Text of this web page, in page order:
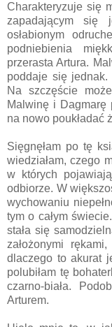
Charakteryzuje się
zapadającym się
osłabionym
podniebienia
przerasta Artura.
poddaje się
Na szczęście
Malwinę i Dagmarę
na nowo poukładać
Sięgnęłam po tę
wiedziałam, czego
w których
odbiorze. W
wychowaniu
tym o całym
stała się
założonymi
dlaczego to akurat
polubiłam tę
czarno-biała.
Arturem.